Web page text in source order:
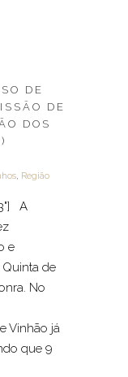
DE
DE
DOS
, Região
A
e
de
No
Vinhão já
que 9